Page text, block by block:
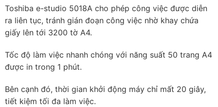
Toshiba e-studio 5018A cho phép công việc được diễn
ra liên tục, tránh gián đoạn công việc nhờ khay chứa
giấy lên tới 3200 tờ A4.
Tốc độ làm việc nhanh chóng với năng suất 50 trang A4
được in trong 1 phút.
Bên cạnh đó, thời gian khởi động máy chỉ mất 20 giây,
tiết kiệm tối đa làm việc.